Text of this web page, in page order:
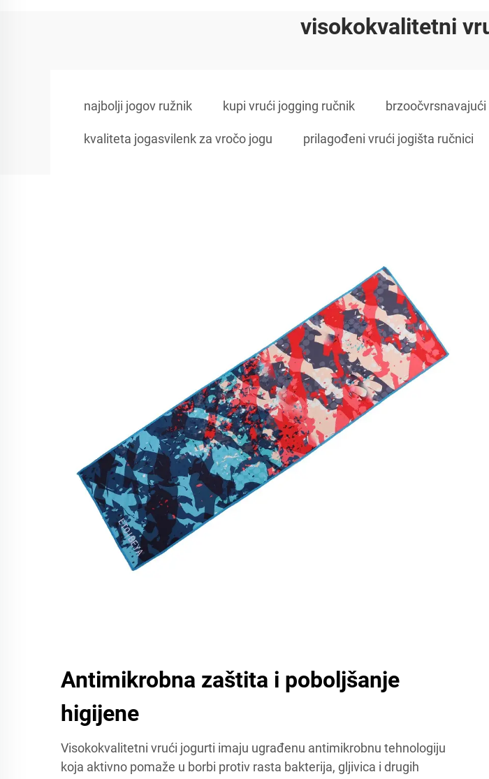
visokokvalitetni
najbolji jogov ružnik kupi vrući jogging ručnik
kvaliteta jogasvilenk za vročo jogu prilagođeni vrući jogišta ručnici
Antimikrobna zaštita i poboljšanje
higijene
Visokokvalitetni vrući jogurti imaju ugrađenu antimikrobnu tehnologiju
koja aktivno pomaže u borbi protiv rasta bakterija, gljivica i drugih